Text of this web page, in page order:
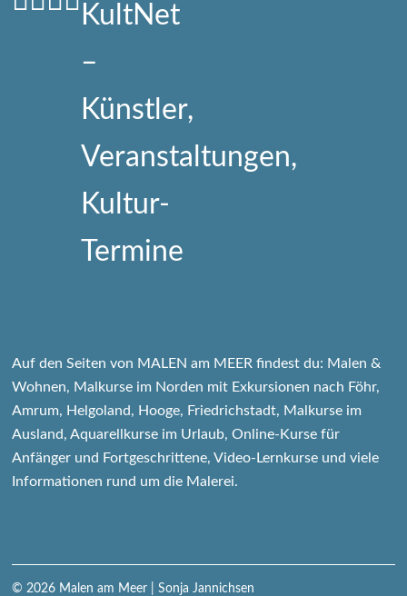
Auf den Seiten von MALEN am MEER findest du: Malen &
Wohnen, Malkurse im Norden mit Exkursionen nach Föhr,
Amrum, Helgoland, Hooge, Friedrichstadt, Malkurse im
Ausland, Aquarellkurse im Urlaub, Online-Kurse für
Anfänger und Fortgeschrittene, Video-Lernkurse und viele
Informationen rund um die Malerei.
© 2026 Malen am Meer | Sonja Jannichsen